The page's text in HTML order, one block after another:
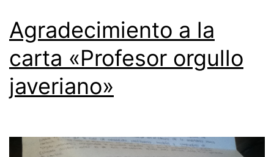
Agradecimiento a la
carta «Profesor orgullo
javeriano»